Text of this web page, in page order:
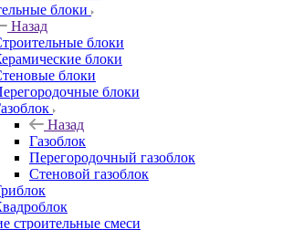
блоки
Назад
блоки
блоки
блоки
блоки
Назад
Газоблок
Перегородочный газоблок
Стеновой газоблок